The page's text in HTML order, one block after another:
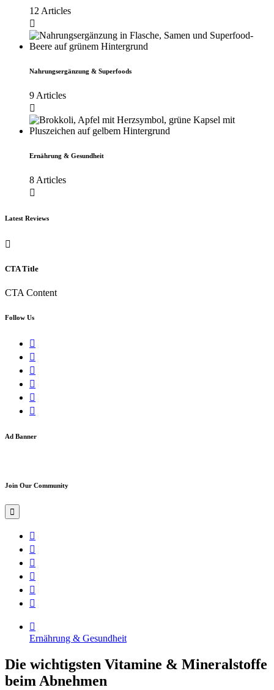
12 Articles
Nahrungsergänzung & Superfoods
9 Articles
Ernährung & Gesundheit
8 Articles
Latest Reviews
CTA Title
CTA Content
Follow Us
Ad Banner
Join Our Community
Ernährung & Gesundheit
Die wichtigsten Vitamine & Mineralstoffe
beim Abnehmen